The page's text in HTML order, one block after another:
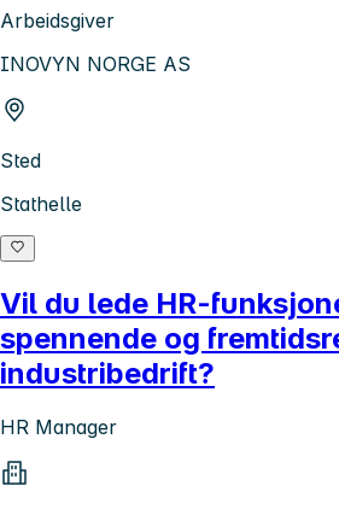
Arbeidsgiver
INOVYN NORGE AS
Sted
Stathelle
Vil du lede HR-
spennende og
industribedrift?
HR Manager